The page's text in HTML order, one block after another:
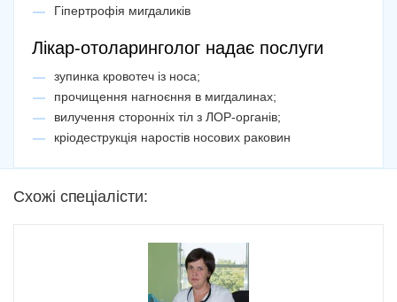
25 лютого '19р.
10
Додати вiдгук
Оцініть лікаря за десятибальною шкалою
(відмітка "10" — найвища оцінка)
1 2 3 4
*Вказуйте номер, з якого записувались через наш сервіс
Гіпертрофія мигдаликів
Лікар-отоларинголог надає послуги
зупинка кровотеч із носа;
прочищення нагноєння в мигдалинах;
вилучення сторонніх тіл з ЛОР-органів;
кріодеструкція наростів носових раковин
Схожі спеціалісти: